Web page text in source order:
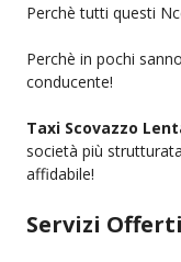
Perchè tutti questi
Perchè in pochi
conducente!
Taxi Scovazzo
società più
affidabile!
Servizi Offerti